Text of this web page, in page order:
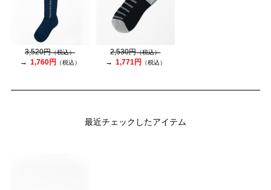
3,520円（税込）
1,760円 （税込）
2,530円（税込）
1,771円 （税込）
最近チェックしたアイテム